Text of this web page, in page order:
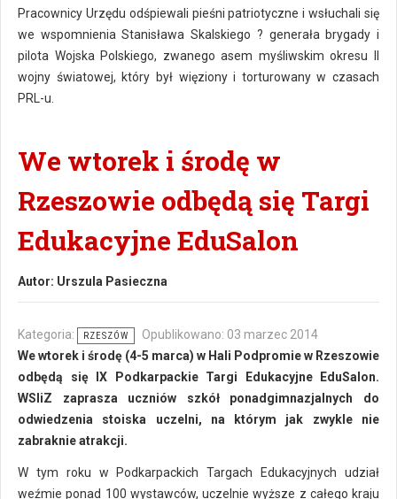
Pracownicy Urzędu odśpiewali pieśni patriotyczne i wsłuchali się
we wspomnienia Stanisława Skalskiego ? generała brygady i
pilota Wojska Polskiego, zwanego asem myśliwskim okresu II
wojny światowej, który był więziony i torturowany w czasach
PRL-u.
We wtorek i środę w
Rzeszowie odbędą się Targi
Edukacyjne EduSalon
Autor: Urszula Pasieczna
Kategoria: RZESZÓW
Opublikowano: 03 marzec 2014
We wtorek i środę (4-5 marca) w Hali Podpromie w Rzeszowie
odbędą się IX Podkarpackie Targi Edukacyjne EduSalon.
WSIiZ zaprasza uczniów szkół ponadgimnazjalnych do
odwiedzenia stoiska uczelni, na którym jak zwykle nie
zabraknie atrakcji.
W tym roku w Podkarpackich Targach Edukacyjnych udział
weźmie ponad 100 wystawców, uczelnie wyższe z całego kraju